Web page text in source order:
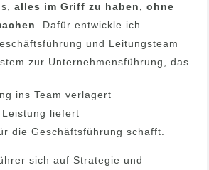
alles im Griff zu haben, ohne
. Dafür entwickle ich
und Leitungsteam
zur Unternehmensführung, das
ins Team verlagert
liefert
die Geschäftsführung schafft.
sich auf Strategie und